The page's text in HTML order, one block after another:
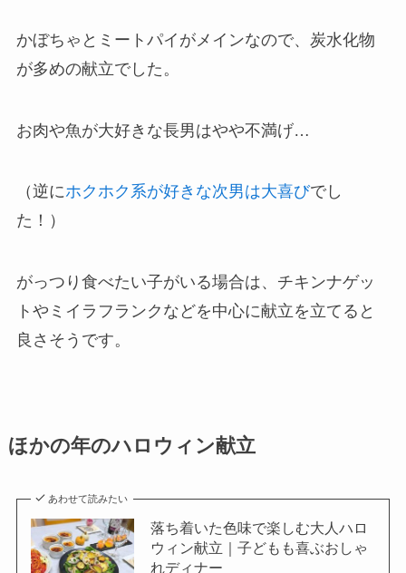
かぼちゃとミートパイがメインなので、炭水化物
が多めの献立でした。
お肉や魚が大好きな長男はやや不満げ…
（逆にホクホク系が好きな次男は大喜びでし
た！）
がっつり食べたい子がいる場合は、チキンナゲッ
トやミイラフランクなどを中心に献立を立てると
良さそうです。
ほかの年のハロウィン献立
あわせて読みたい
落ち着いた色味で楽しむ大人ハロ
ウィン献立｜子どもも喜ぶおしゃ
れディナー